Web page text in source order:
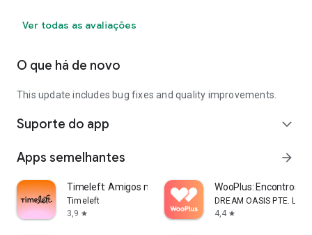
Ver todas as avaliações
O que há de novo
This update includes bug fixes and quality improvements.
Suporte do app expand_more
Apps semelhantes arrow_forward
Timeleft: Amigos na vida real
Timeleft
3,9 star
WooPlus: Encontros,
DREAM OASIS PTE. LTD.
4,4 star